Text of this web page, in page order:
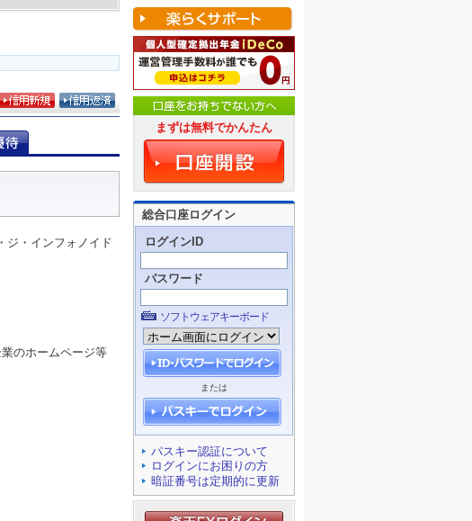
ジ・インフォノイド
のホームページ等
まずは無料でかんたん
総合口座ログイン
ログインID
パスワード
ソフトウェアキーボード
または
パスキー認証について
ログインにお困りの方
暗証番号は定期的に更新